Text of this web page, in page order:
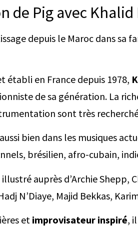
de Pig avec
depuis le Maroc dans sa
établi en France depuis 1978,
de sa génération. La
sont très
bien dans les musiques
brésilien, afro-cubain,
auprès d’Archie Shepp,
N’Diaye, Majid Bekkas,
et improvisateur inspiré,